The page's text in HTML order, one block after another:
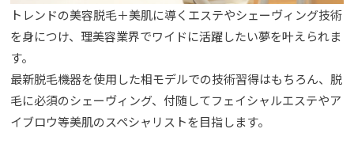
トレンドの美容脱毛＋美肌に導くエステやシェーヴィング技術
を身につけ、理美容業界でワイドに活躍したい夢を叶えられま
す。
最新脱毛機器を使用した相モデルでの技術習得はもちろん、脱
毛に必須のシェーヴィング、付随してフェイシャルエステやア
イブロウ等美肌のスペシャリストを目指します。